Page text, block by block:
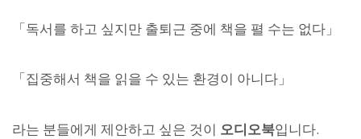
「독서를 하고 싶지만 출퇴근 중에 책을 펼 수는 없다」
「집중해서 책을 읽을 수 있는 환경이 아니다」
라는 분들에게 제안하고 싶은 것이 오디오북입니다.